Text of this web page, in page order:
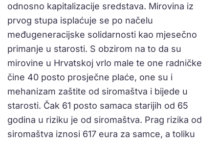
odnosno kapitalizacije sredstava. Mirovina iz
prvog stupa isplaćuje se po načelu
međugeneracijske solidarnosti kao mjesečno
primanje u starosti. S obzirom na to da su
mirovine u Hrvatskoj vrlo male te one radničke
čine 40 posto prosječne plaće, one su i
mehanizam zaštite od siromaštva i bijede u
starosti. Čak 61 posto samaca starijih od 65
godina u riziku je od siromaštva. Prag rizika od
siromaštva iznosi 617 eura za samce, a toliku